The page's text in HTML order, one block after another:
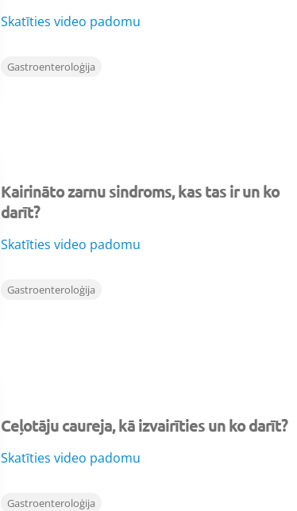
Skatīties video padomu
Gastroenteroloģija
Kairināto zarnu sindroms, kas tas ir un ko
darīt?
Skatīties video padomu
Gastroenteroloģija
Ceļotāju caureja, kā izvairīties un ko darīt?
Skatīties video padomu
Gastroenteroloģija